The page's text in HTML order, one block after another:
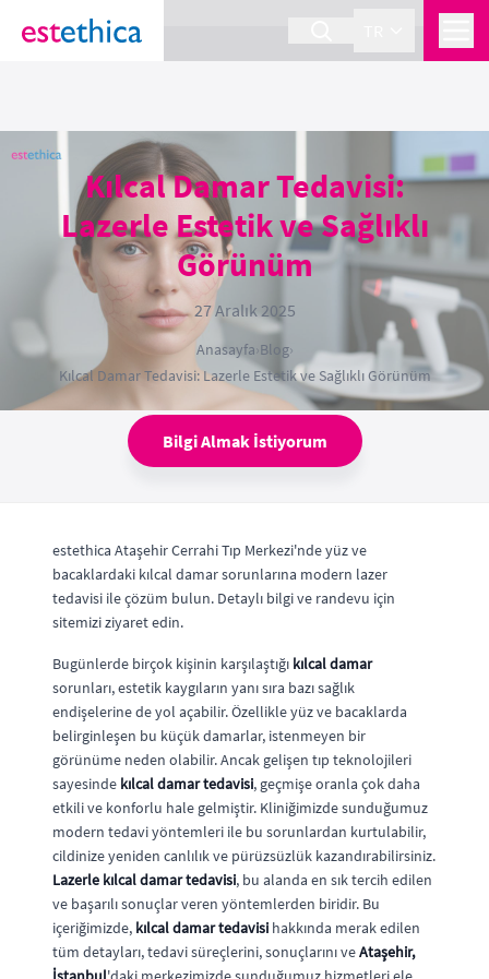
section Service {
Kılcal Damar Tedavisi:
Lazerle Estetik ve Sağlıklı
Görünüm
27 Aralık 2025
Anasayfa›Blog›
Kılcal Damar Tedavisi: Lazerle Estetik ve Sağlıklı Görünüm
Bilgi Almak İstiyorum
estethica Ataşehir Cerrahi Tıp Merkezi'nde yüz ve
bacaklardaki kılcal damar sorunlarına modern lazer
tedavisi ile çözüm bulun. Detaylı bilgi ve randevu için
sitemizi ziyaret edin.
Bugünlerde birçok kişinin karşılaştığı kılcal damar
sorunları, estetik kaygıların yanı sıra bazı sağlık
endişelerine de yol açabilir. Özellikle yüz ve bacaklarda
belirginleşen bu küçük damarlar, istenmeyen bir
görünüme neden olabilir. Ancak gelişen tıp teknolojileri
sayesinde kılcal damar tedavisi, geçmişe oranla çok daha
etkili ve konforlu hale gelmiştir. Kliniğimizde sunduğumuz
modern tedavi yöntemleri ile bu sorunlardan kurtulabilir,
cildinize yeniden canlılık ve pürüzsüzlük kazandırabilirsiniz.
Lazerle kılcal damar tedavisi, bu alanda en sık tercih edilen
ve başarılı sonuçlar veren yöntemlerden biridir. Bu
içeriğimizde, kılcal damar tedavisi hakkında merak edilen
tüm detayları, tedavi süreçlerini, sonuçlarını veAtaşehir,